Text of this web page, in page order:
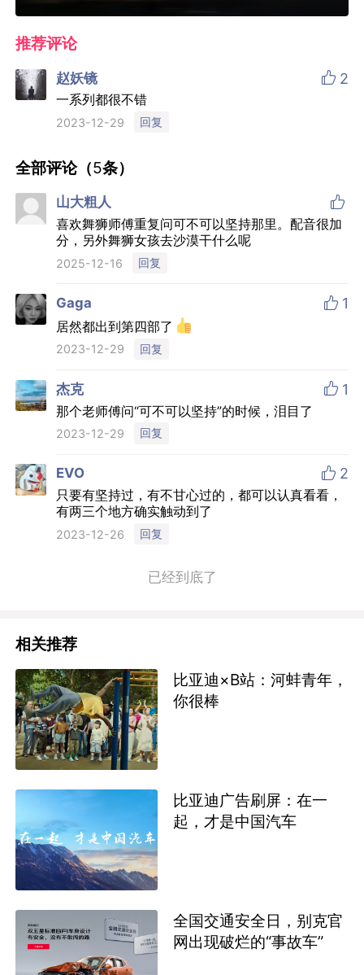
推荐评论
赵妖镜  2
一系列都很不错
2023-12-29 回复
全部评论（5条）
山大粗人 
喜欢舞狮师傅重复问可不可以坚持那里。配音很加
分，另外舞狮女孩去沙漠干什么呢
2025-12-16 回复
Gaga  1
居然都出到第四部了
2023-12-29 回复
杰克  1
那个老师傅问“可不可以坚持”的时候，泪目了
2023-12-29 回复
EVO  2
只要有坚持过，有不甘心过的，都可以认真看看，
有两三个地方确实触动到了
2023-12-26 回复
已经到底了
相关推荐
比亚迪×B站：河蚌青年，
你很棒
比亚迪广告刷屏：在一
起，才是中国汽车
全国交通安全日，别克官
网出现破烂的“事故车”